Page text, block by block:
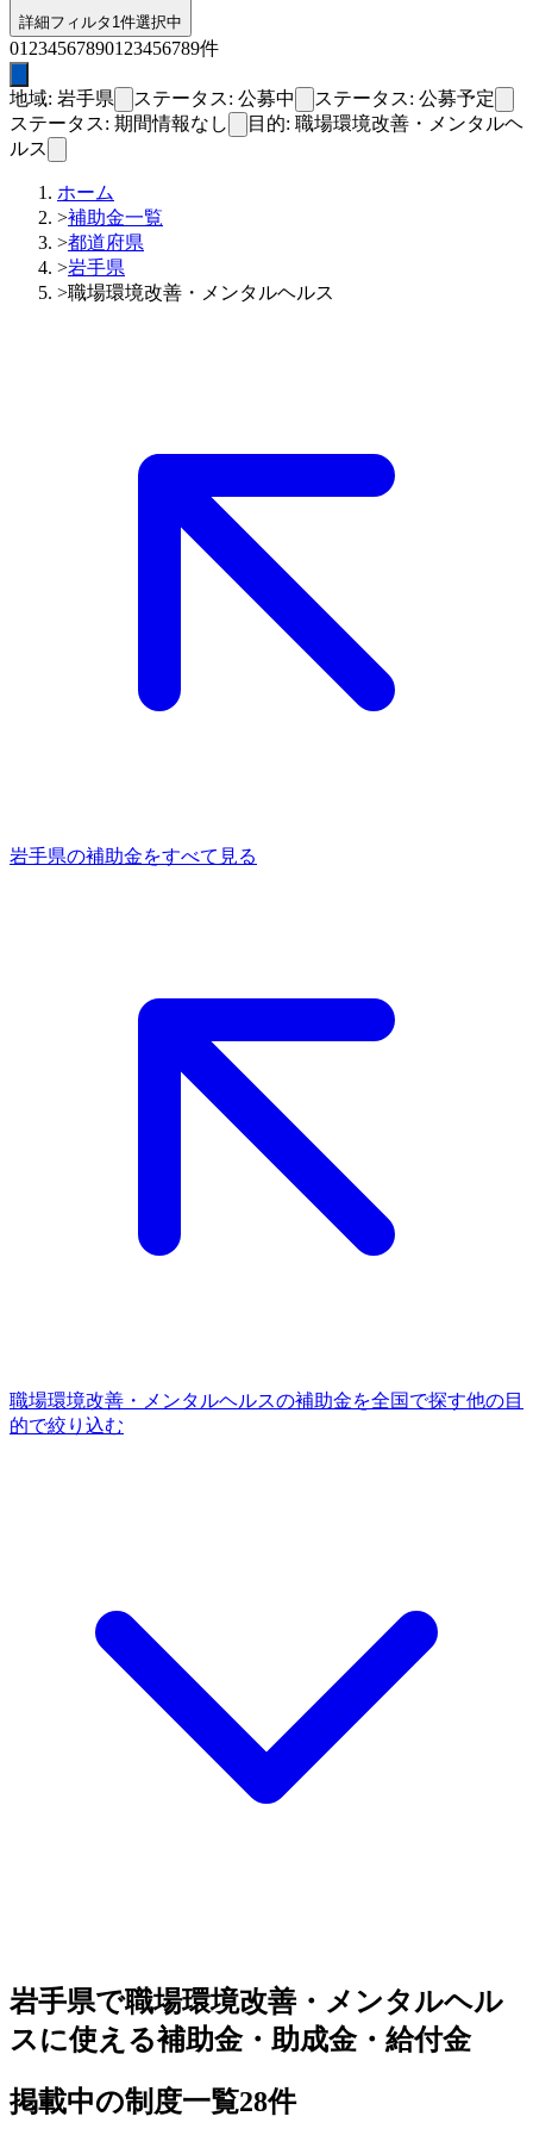
詳細フィルタ 1件選択中
01 2345678901 23456789件
地域: 岩手県 ステータス: 公募中
ステータス: 公募予定
ステータス: 期間情報なし
目的: 職場環境改善・メンタルヘ
ルス
ホーム
>補助金一覧
>都道府県
>岩手県
>職場環境改善・メンタルヘルス
岩手県の補助金をすべて見る
職場環境改善・メンタルヘルスの補助金を全国で探す他の目
的で絞り込む
岩手県で職場環境改善・メンタルヘル
スに使える補助金・助成金・給付金
掲載中の制度一覧28件